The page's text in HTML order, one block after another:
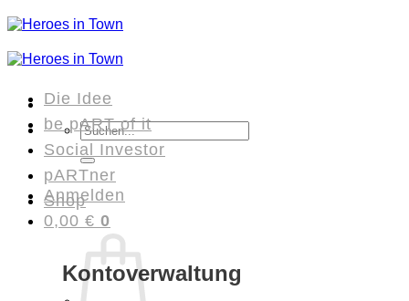
Zum
Inhalt
Suchen
nach:
Anmelden
0,00 € 0
Die Idee
be pART of it
Social Investor
pARTner
Shop
Kontoverwaltung